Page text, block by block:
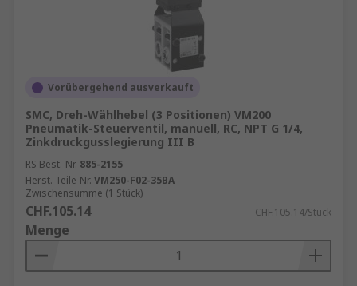
Vorübergehend ausverkauft
SMC, Dreh-Wählhebel (3 Positionen) VM200
Pneumatik-Steuerventil, manuell, RC, NPT G 1/4,
Zinkdruckgusslegierung III B
RS Best.-Nr. 885-2155
Herst. Teile-Nr. VM250-F02-35BA
Zwischensumme (1 Stück)
CHF.105.14 CHF.105.14/Stück
Menge